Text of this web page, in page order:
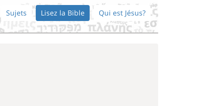
Sujets Lisez la Bible Qui est Jésus?